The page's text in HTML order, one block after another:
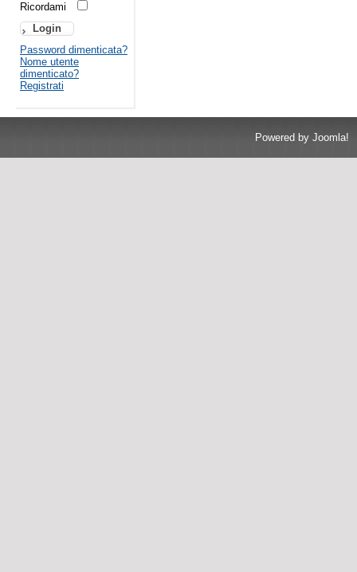
Ricordami
Password dimenticata?
Nome utente
dimenticato?
Registrati
Powered by Joomla!